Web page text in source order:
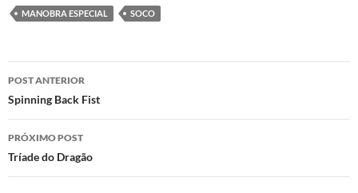
MANOBRA ESPECIAL SOCO
Navegação
de
posts
POST ANTERIOR
Spinning Back Fist
PRÓXIMO POST
Tríade do Dragão